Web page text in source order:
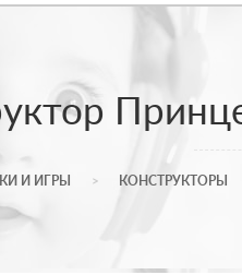
И ИГРЫ КОНСТРУКТОРЫ